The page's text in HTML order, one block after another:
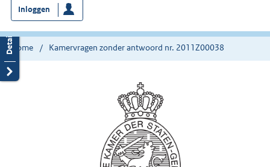
nu
hier:
Inloggen
Home Kamervragen zonder antwoord nr. 2011Z00038